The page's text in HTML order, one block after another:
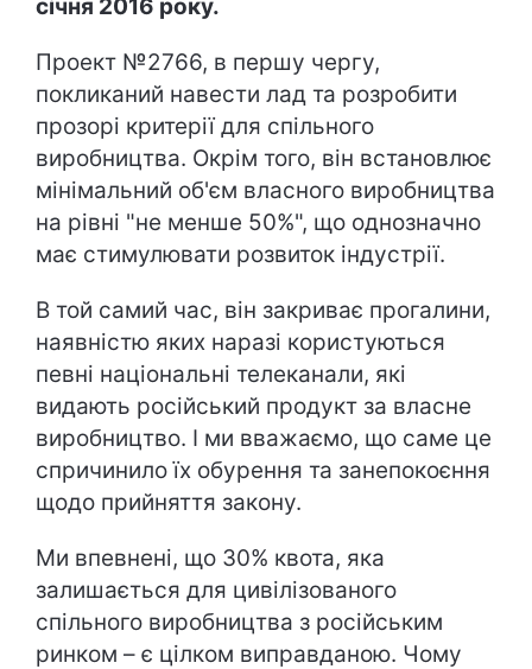
січня 2016 року.
Проект №2766, в першу чергу,
покликаний навести лад та розробити
прозорі критерії для спільного
виробництва. Окрім того, він встановлює
мінімальний об'єм власного виробництва
на рівні "не менше 50%", що однозначно
має стимулювати розвиток індустрії.
В той самий час, він закриває прогалини,
наявністю яких наразі користуються
певні національні телеканали, які
видають російський продукт за власне
виробництво. І ми вважаємо, що саме це
спричинило їх обурення та занепокоєння
щодо прийняття закону.
Ми впевнені, що 30% квота, яка
залишається для цивілізованого
спільного виробництва з російським
ринком – є цілком виправданою. Чому